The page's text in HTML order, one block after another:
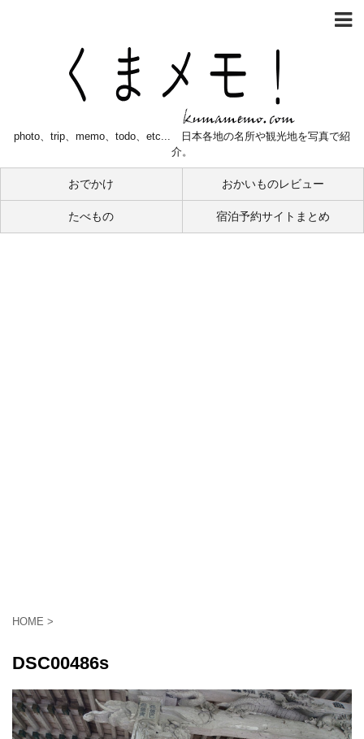
photo、trip、memo、todo、etc... 日本各地の名所や観光地を写真で紹
介。
おでかけ おかいものレビュー
たべもの 宿泊予約サイトまとめ
HOME >
DSC00486s